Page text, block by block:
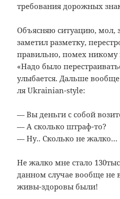
требования дорожных
Объясняю ситуацию, мол,
заметил разметку,
правильно, помех никому
«Надо было
улыбается. Дальше
ля Ukrainian-style:
— Вы деньги с собой
— А сколько штраф-то?
— Ну.. Сколько не жалко…
Не жалко мне стало
данном случае вообще не
живы-здоровы были!